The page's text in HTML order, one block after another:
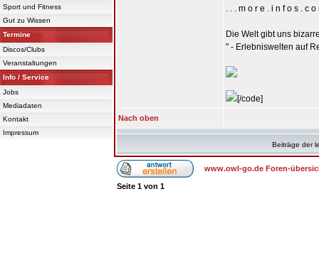
Sport und Fitness
Gut zu Wissen
Termine
Discos/Clubs
Veranstaltungen
Info / Service
Jobs
Mediadaten
Kontakt
Impressum
. . . m o r e . i n f o s . c
Die Welt gibt uns
" - Erlebniswelten auf
[/code]
Nach oben
Beiträge der
www.owl-go.de Foren-
Seite 1 von 1